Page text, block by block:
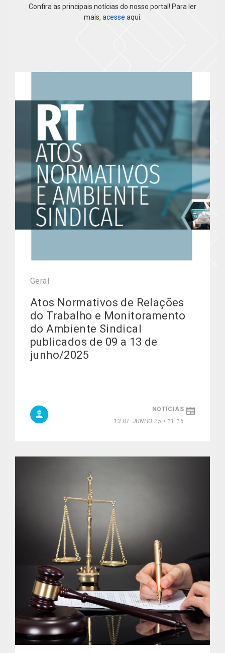
Confira as principais notícias do nosso portal! Para ler
mais, acesse aqui.
Geral
Atos Normativos de Relações
do Trabalho e Monitoramento
do Ambiente Sindical
publicados de 09 a 13 de
junho/2025
NOTÍCIAS
13 DE JUNHO 25 • 11:16